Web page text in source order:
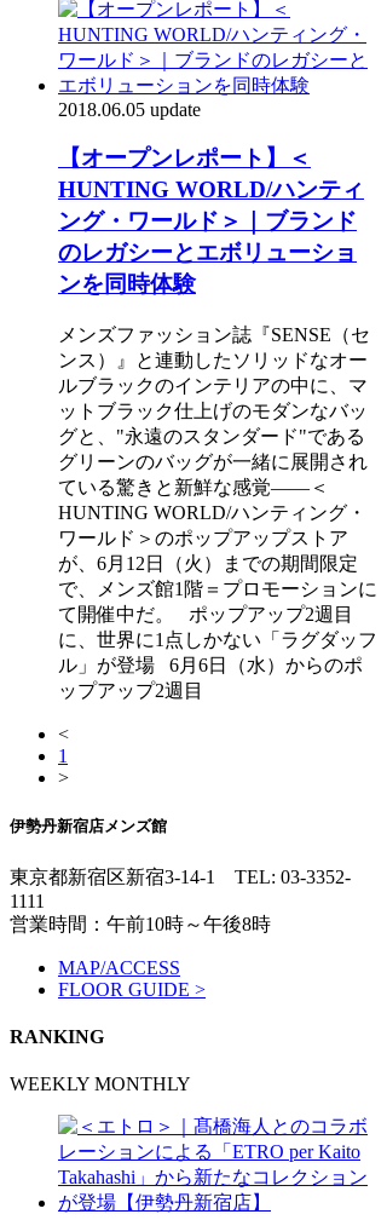
2018.06.05 update
【オープンレポート】＜
HUNTING WORLD/ハンティ
ング・ワールド＞｜ブランド
のレガシーとエボリューショ
ンを同時体験
メンズファッション誌『SENSE（セ
ンス）』と連動したソリッドなオー
ルブラックのインテリアの中に、マ
ットブラック仕上げのモダンなバッ
グと、"永遠のスタンダード"である
グリーンのバッグが一緒に展開され
ている驚きと新鮮な感覚――＜
HUNTING WORLD/ハンティング・
ワールド＞のポップアップストア
が、6月12日（火）までの期間限定
で、メンズ館1階＝プロモーションに
て開催中だ。 ポップアップ2週目
に、世界に1点しかない「ラグダッフ
ル」が登場 6月6日（水）からのポ
ップアップ2週目
<
1
>
伊勢丹新宿店メンズ館
東京都新宿区新宿3-14-1 TEL: 03-3352-
1111
営業時間：午前10時～午後8時
MAP/ACCESS
FLOOR GUIDE >
RANKING
WEEKLY MONTHLY